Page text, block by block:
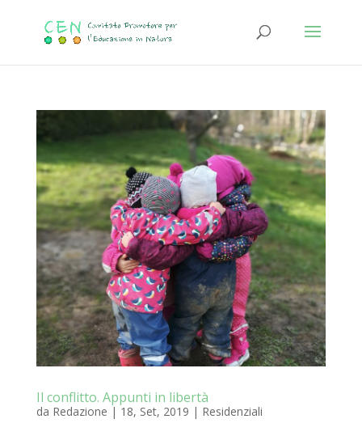
Il conflitto. Appunti in libertà
da Redazione | 18, Set, 2019 | Residenziali